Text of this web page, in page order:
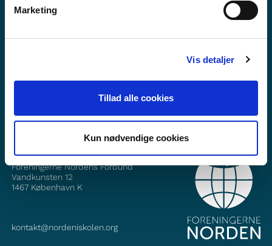
Marketing
Vis detaljer
Tillad alle cookies
Kun nødvendige cookies
Følg oss på Instagram
KONTAKT
Foreningerne Nordens Forbund
Vandkunsten 12
1467 København K
kontakt@nordeniskolen.org